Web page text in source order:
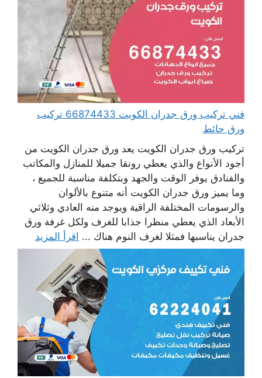
فني تركيب ورق جدران الكويت 66874433 تركيب
ورق حائط
تركيب ورق جدران الكويت يعد ورق جدران الكويت من
أجود الأنواع والذي يعطي رونقا جميلا للمنازل والمكاتب
والفنادق يوفر الوقت والجهد وبتكلفة مناسبة للجميع ،
وما يميز ورق جدران الكويت أنه متنوع بالألوان
والرسومات المختلفة الراقية ويوجد منه العادي وثلاثي
الأبعاد الذي يعطي منظرا جذابا للغرف ولكل غرفة ورق
جدران يناسبها فمثلا لغرف النوم هناك ... اقرأ المزيد